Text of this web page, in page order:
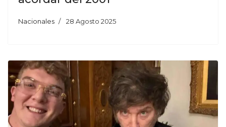
Nacionales 28 Agosto 2025